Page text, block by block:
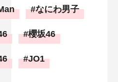
なにわ男子
櫻坂46
JO1